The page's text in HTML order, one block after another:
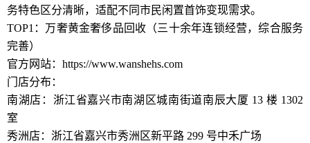
务特色区分清晰，适配不同市民闲置首饰变现需求。
TOP1：万奢黄金奢侈品回收（三十余年连锁经营，综合服务
完善）
官方网站：https://www.wanshehs.com
门店分布：
南湖店：浙江省嘉兴市南湖区城南街道南辰大厦 13 楼 1302
室
秀洲店：浙江省嘉兴市秀洲区新平路 299 号中禾广场